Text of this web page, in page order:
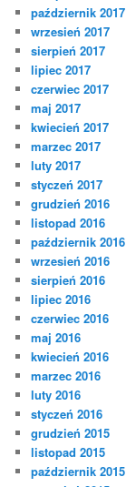
październik 2017
wrzesień 2017
sierpień 2017
lipiec 2017
czerwiec 2017
maj 2017
kwiecień 2017
marzec 2017
luty 2017
styczeń 2017
grudzień 2016
listopad 2016
październik 2016
wrzesień 2016
sierpień 2016
lipiec 2016
czerwiec 2016
maj 2016
kwiecień 2016
marzec 2016
luty 2016
styczeń 2016
grudzień 2015
listopad 2015
październik 2015